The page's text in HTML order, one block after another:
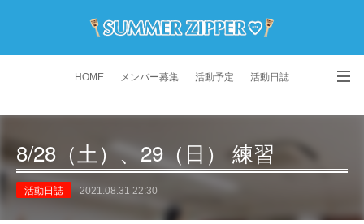
HOME メンバー募集 活動予定 活動日誌
8/28（土）、29（日） 練習
活動日誌 2021.08.31 22:30